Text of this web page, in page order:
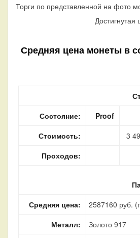
Торги по представленной на фото
Достигнутая
Средняя цена монеты в
Состояние:
Proof
Стоимость:
3
Проходов:
Средняя цена:
2587160 руб.
Металл:
Золото 917